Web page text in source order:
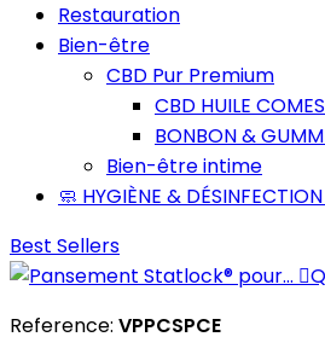
Restauration
Bien-être
CBD Pur Premium
CBD HUILE
BONBON &
Bien-être intime
🧼 HYGIÈNE &
Best Sellers

Reference: VPPCSPCE